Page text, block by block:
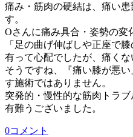
痛み・筋肉の硬結は、痛い
す。
Oさんに痛み具合・姿勢の変
「足の曲げ伸ばしや正座で
有って心配でしたが、痛く
そうですね、『痛い膝が悪
す施術ではありません。
突発的・慢性的な筋肉トラ
有難うございました。
0コメント